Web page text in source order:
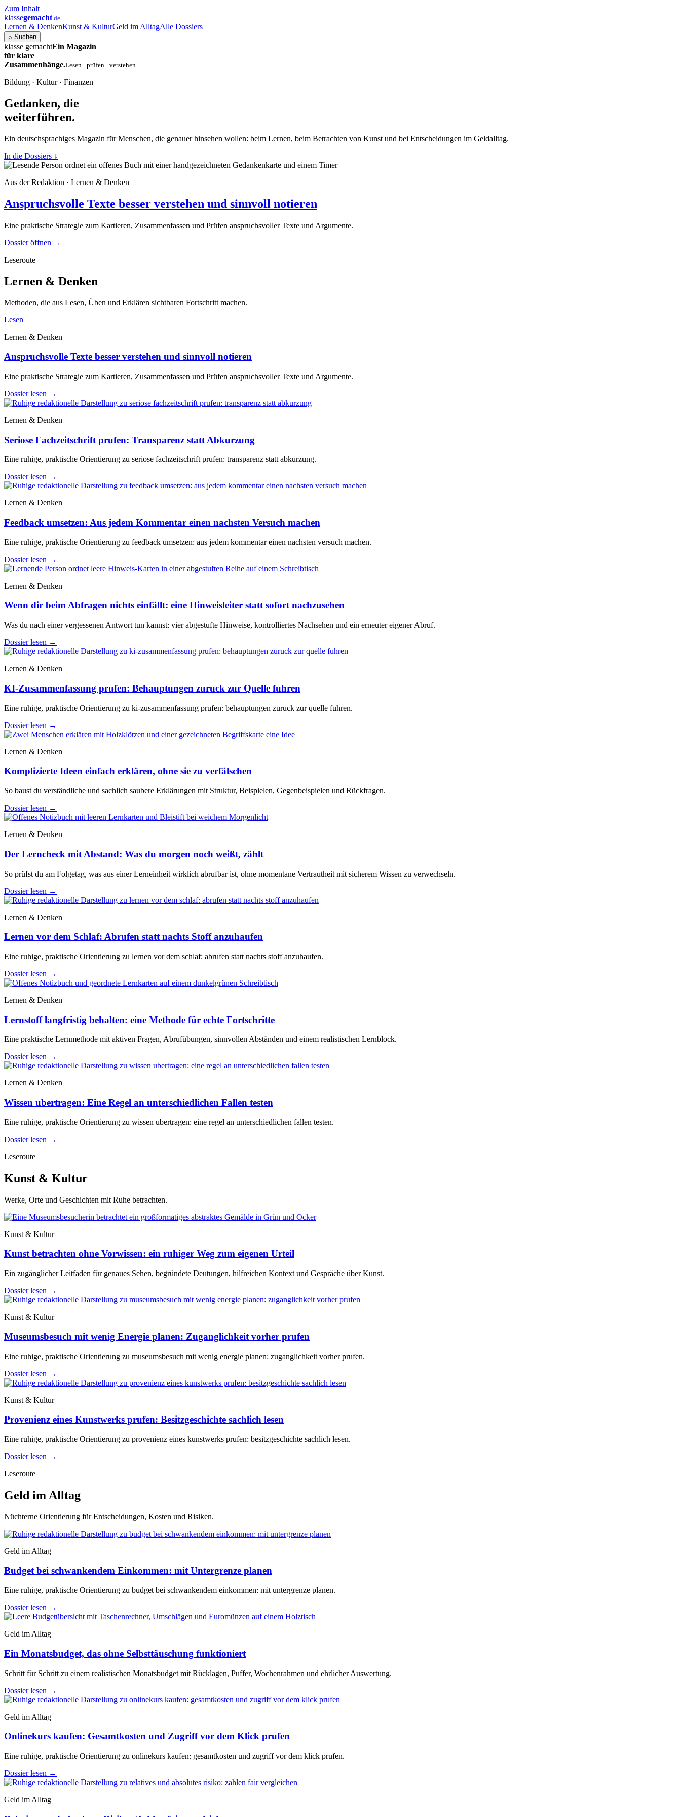
Zum Inhalt
klassegemacht.de
Lernen & DenkenKunst & KulturGeld im AlltagAlle Dossiers
⌕ Suchen
klasse gemachtEin Magazin
für klare
Zusammenhänge.Lesen · prüfen · verstehen
Bildung · Kultur · Finanzen
Gedanken, die
weiterführen.
Ein deutschsprachiges Magazin für Menschen, die genauer hinsehen wollen: beim Lernen, beim Betrachten von Kunst und bei Entscheidungen im Geldalltag.
In die Dossiers ↓
Aus der Redaktion · Lernen & Denken
Anspruchsvolle Texte besser verstehen und sinnvoll notieren
Eine praktische Strategie zum Kartieren, Zusammenfassen und Prüfen anspruchsvoller Texte und Argumente.
Dossier öffnen →
Leseroute
Lernen & Denken
Methoden, die aus Lesen, Üben und Erklären sichtbaren Fortschritt machen.
Lesen
Lernen & Denken
Anspruchsvolle Texte besser verstehen und sinnvoll notieren
Eine praktische Strategie zum Kartieren, Zusammenfassen und Prüfen anspruchsvoller Texte und Argumente.
Dossier lesen →
Lernen & Denken
Seriose Fachzeitschrift prufen: Transparenz statt Abkurzung
Eine ruhige, praktische Orientierung zu seriose fachzeitschrift prufen: transparenz statt abkurzung.
Dossier lesen →
Lernen & Denken
Feedback umsetzen: Aus jedem Kommentar einen nachsten Versuch machen
Eine ruhige, praktische Orientierung zu feedback umsetzen: aus jedem kommentar einen nachsten versuch machen.
Dossier lesen →
Lernen & Denken
Wenn dir beim Abfragen nichts einfällt: eine Hinweisleiter statt sofort nachzusehen
Was du nach einer vergessenen Antwort tun kannst: vier abgestufte Hinweise, kontrolliertes Nachsehen und ein erneuter eigener Abruf.
Dossier lesen →
Lernen & Denken
KI-Zusammenfassung prufen: Behauptungen zuruck zur Quelle fuhren
Eine ruhige, praktische Orientierung zu ki-zusammenfassung prufen: behauptungen zuruck zur quelle fuhren.
Dossier lesen →
Lernen & Denken
Komplizierte Ideen einfach erklären, ohne sie zu verfälschen
So baust du verständliche und sachlich saubere Erklärungen mit Struktur, Beispielen, Gegenbeispielen und Rückfragen.
Dossier lesen →
Lernen & Denken
Der Lerncheck mit Abstand: Was du morgen noch weißt, zählt
So prüfst du am Folgetag, was aus einer Lerneinheit wirklich abrufbar ist, ohne momentane Vertrautheit mit sicherem Wissen zu verwechseln.
Dossier lesen →
Lernen & Denken
Lernen vor dem Schlaf: Abrufen statt nachts Stoff anzuhaufen
Eine ruhige, praktische Orientierung zu lernen vor dem schlaf: abrufen statt nachts stoff anzuhaufen.
Dossier lesen →
Lernen & Denken
Lernstoff langfristig behalten: eine Methode für echte Fortschritte
Eine praktische Lernmethode mit aktiven Fragen, Abrufübungen, sinnvollen Abständen und einem realistischen Lernblock.
Dossier lesen →
Lernen & Denken
Wissen ubertragen: Eine Regel an unterschiedlichen Fallen testen
Eine ruhige, praktische Orientierung zu wissen ubertragen: eine regel an unterschiedlichen fallen testen.
Dossier lesen →
Leseroute
Kunst & Kultur
Werke, Orte und Geschichten mit Ruhe betrachten.
Kunst & Kultur
Kunst betrachten ohne Vorwissen: ein ruhiger Weg zum eigenen Urteil
Ein zugänglicher Leitfaden für genaues Sehen, begründete Deutungen, hilfreichen Kontext und Gespräche über Kunst.
Dossier lesen →
Kunst & Kultur
Museumsbesuch mit wenig Energie planen: Zuganglichkeit vorher prufen
Eine ruhige, praktische Orientierung zu museumsbesuch mit wenig energie planen: zuganglichkeit vorher prufen.
Dossier lesen →
Kunst & Kultur
Provenienz eines Kunstwerks prufen: Besitzgeschichte sachlich lesen
Eine ruhige, praktische Orientierung zu provenienz eines kunstwerks prufen: besitzgeschichte sachlich lesen.
Dossier lesen →
Leseroute
Geld im Alltag
Nüchterne Orientierung für Entscheidungen, Kosten und Risiken.
Geld im Alltag
Budget bei schwankendem Einkommen: mit Untergrenze planen
Eine ruhige, praktische Orientierung zu budget bei schwankendem einkommen: mit untergrenze planen.
Dossier lesen →
Geld im Alltag
Ein Monatsbudget, das ohne Selbsttäuschung funktioniert
Schritt für Schritt zu einem realistischen Monatsbudget mit Rücklagen, Puffer, Wochenrahmen und ehrlicher Auswertung.
Dossier lesen →
Geld im Alltag
Onlinekurs kaufen: Gesamtkosten und Zugriff vor dem Klick prufen
Eine ruhige, praktische Orientierung zu onlinekurs kaufen: gesamtkosten und zugriff vor dem klick prufen.
Dossier lesen →
Geld im Alltag